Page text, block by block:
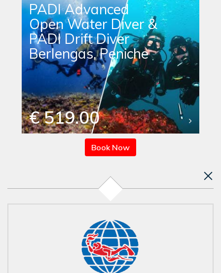
PADI Advanced
Open Water Diver &
PADI Drift Diver
Berlengas, Peniche
€ 519.00
Book Now